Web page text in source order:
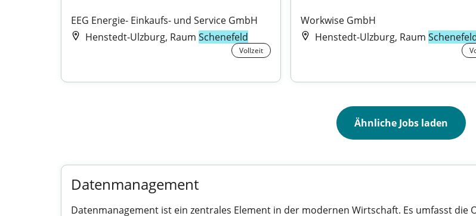
EEG Energie- Einkaufs- und Service GmbH
Henstedt-Ulzburg, Raum Schenefeld
Vollzeit
Workwise GmbH
Henstedt-Ulzburg, Raum
Ähnliche Jobs laden
Datenmanagement
Datenmanagement ist ein zentrales Element in der modernen Wirtschaft. Es umfasst